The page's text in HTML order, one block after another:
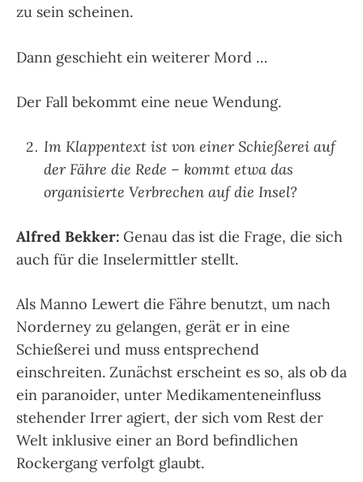
zu sein scheinen.
Dann geschieht ein weiterer Mord …
Der Fall bekommt eine neue Wendung.
Im Klappentext ist von einer Schießerei auf
der Fähre die Rede – kommt etwa das
organisierte Verbrechen auf die Insel?
Alfred Bekker: Genau das ist die Frage, die sich
auch für die Inselermittler stellt.
Als Manno Lewert die Fähre benutzt, um nach
Norderney zu gelangen, gerät er in eine
Schießerei und muss entsprechend
einschreiten. Zunächst erscheint es so, als ob da
ein paranoider, unter Medikamenteneinfluss
stehender Irrer agiert, der sich vom Rest der
Welt inklusive einer an Bord befindlichen
Rockergang verfolgt glaubt.